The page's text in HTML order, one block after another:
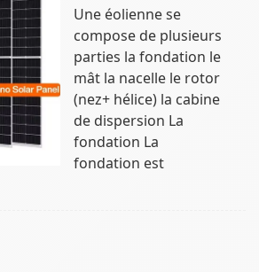
Une éolienne se
compose de plusieurs
parties la fondation le
mât la nacelle le rotor
(nez+ hélice) la cabine
de dispersion La
fondation La
fondation est